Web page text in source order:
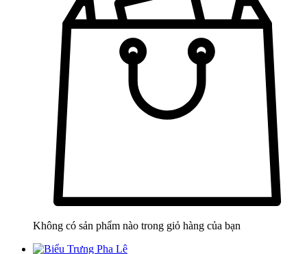
Không có sản phẩm nào trong giỏ hàng của bạn